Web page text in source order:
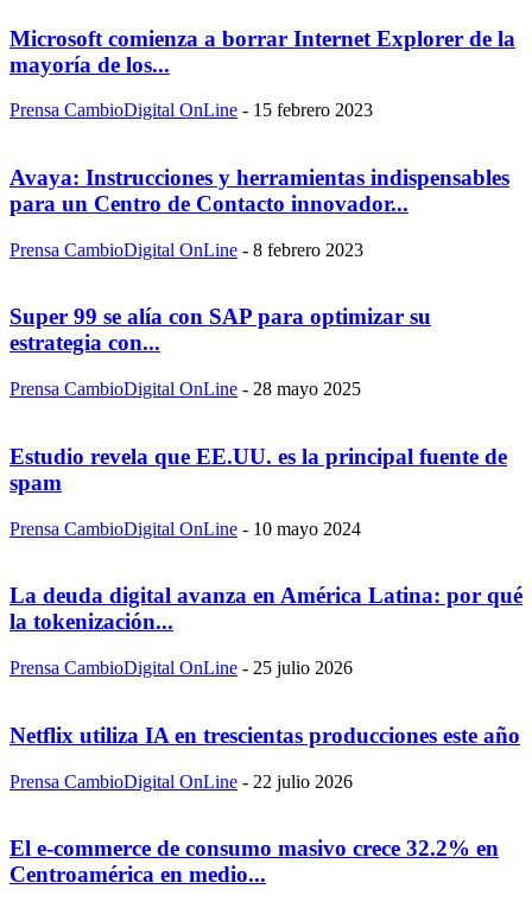
Microsoft comienza a borrar Internet Explorer de la
mayoría de los...
Prensa CambioDigital OnLine - 15 febrero 2023
Avaya: Instrucciones y herramientas indispensables
para un Centro de Contacto innovador...
Prensa CambioDigital OnLine - 8 febrero 2023
Super 99 se alía con SAP para optimizar su
estrategia con...
Prensa CambioDigital OnLine - 28 mayo 2025
Estudio revela que EE.UU. es la principal fuente de
spam
Prensa CambioDigital OnLine - 10 mayo 2024
La deuda digital avanza en América Latina: por qué
la tokenización...
Prensa CambioDigital OnLine - 25 julio 2026
Netflix utiliza IA en trescientas producciones este año
Prensa CambioDigital OnLine - 22 julio 2026
El e-commerce de consumo masivo crece 32.2% en
Centroamérica en medio...